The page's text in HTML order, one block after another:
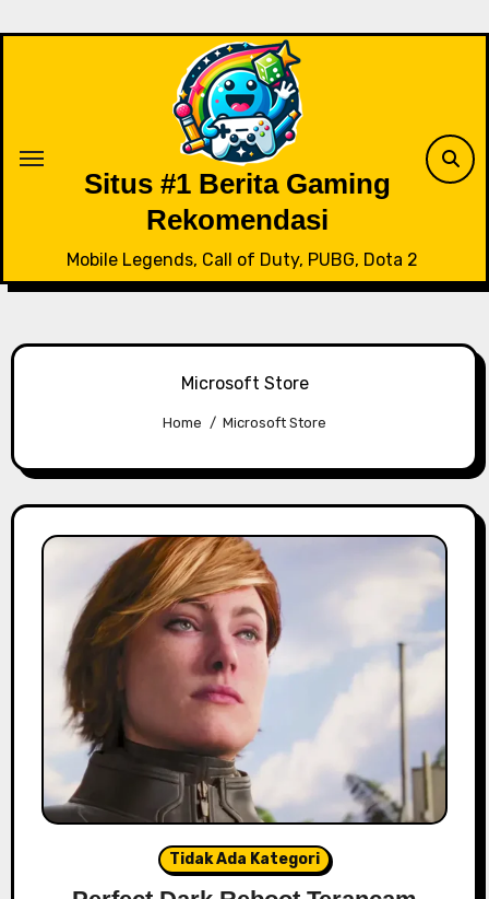
Situs #1 Berita Gaming
Rekomendasi
Mobile Legends, Call of Duty, PUBG, Dota 2
Microsoft Store
Home Microsoft Store
Tidak Ada Kategori